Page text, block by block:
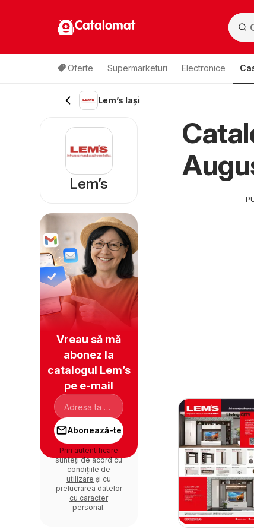
Catalomat
Oferte Supermarketuri Electronice
Lem’s Iași
Lem’s
Vreau să mă
abonez la
catalogul Lem’s
pe e-mail
Abonează-te
Prin autentificare
sunteți de acord cu
condițiile de
utilizare și cu
prelucrarea datelor
cu caracter
personal.